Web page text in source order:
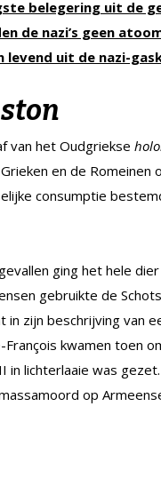
belegering uit de
de nazi’s geen
levend uit de nazi-
van het Oudgriekse
en de
consumptie
ging het hele
gebruikte de
in zijn beschrijving van
kwamen toen
in lichterlaaie was
op